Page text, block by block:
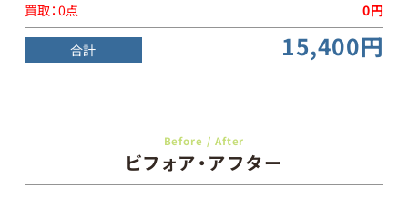
買取： 0点 0円
合計 15,400円
Before / After
ビフォア・アフター